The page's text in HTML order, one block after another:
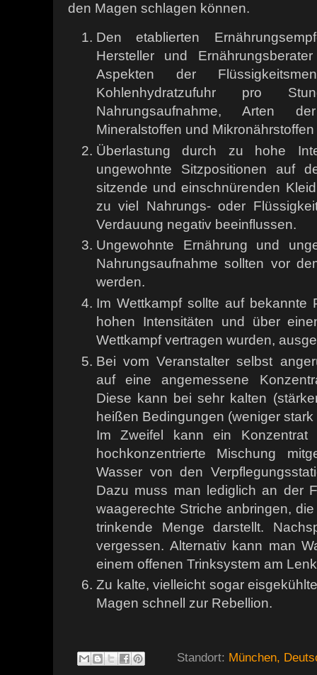
den Magen schlagen können.
Den etablierten
Hersteller und
Aspekten der
Kohlenhydratzufuhr pro
Nahrungsaufnahme, Arten
Mineralstoffen und
Überlastung durch zu hohe
ungewohnte Sitzpositionen auf
sitzende und einschnürenden
zu viel Nahrungs- oder
Verdauung negativ beeinflussen.
Ungewohnte Ernährung und
Nahrungsaufnahme sollten vor
werden.
Im Wettkampf sollte auf bekannte
hohen Intensitäten und über
Wettkampf vertragen wurden,
Bei vom Veranstalter selbst
auf eine angemessene
Diese kann bei sehr kalten
heißen Bedingungen (weniger
Im Zweifel kann ein Konzentrat
hochkonzentrierte Mischung
Wasser von den
Dazu muss man lediglich an der
waagerechte Striche anbringen,
trinkende Menge darstellt.
vergessen. Alternativ kann man
einem offenen Trinksystem am
Zu kalte, vielleicht sogar
Magen schnell zur Rebellion.
Standort: München,